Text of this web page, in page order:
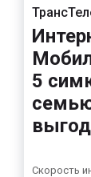
5
Скорость